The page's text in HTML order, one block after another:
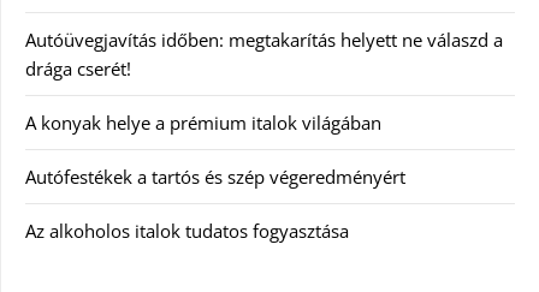
Autóüvegjavítás időben: megtakarítás helyett ne válaszd a
drága cserét!
A konyak helye a prémium italok világában
Autófestékek a tartós és szép végeredményért
Az alkoholos italok tudatos fogyasztása